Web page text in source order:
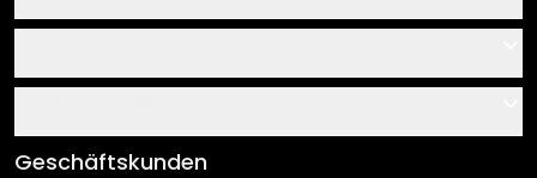
Über uns
Klebe- und Montageanleitungen
AGB
Geschäftskunden